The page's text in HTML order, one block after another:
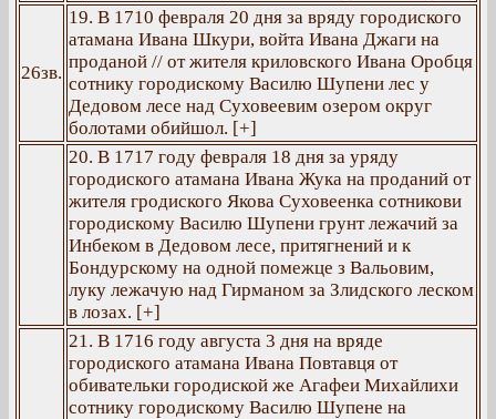
26зв.
19. В 1710 февраля 20 дня за вряду городиского
атамана Ивана Шкури, войта Ивана Джаги на
проданой // от жителя криловского Ивана Оробця
сотнику городискому Василю Шупени лес у
Дедовом лесе над Суховеевим озером округ
болотами обийшол. [+]
20. В 1717 году февраля 18 дня за уряду
городиского атамана Ивана Жука на проданий от
жителя гродиского Якова Суховеенка сотникови
городискому Василю Шупени грунт лежачий за
Инбеком в Дедовом лесе, притягнений и к
Бондурскому на одной помежце з Вальовим,
луку лежачую над Гирманом за Злидского леском
в лозах. [+]
21. В 1716 году августа 3 дня на вряде
городиского атамана Ивана Повтавця от
обивательки городиской же Агафеи Михайлихи
сотнику городискому Василю Шупене на